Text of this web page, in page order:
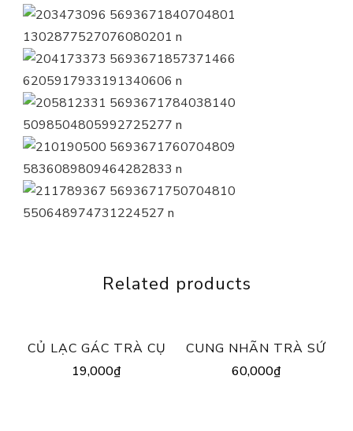
Related products
CỦ LẠC GÁC TRÀ CỤ
19,000₫
CUNG NHÃN TRÀ SỨ
60,000₫